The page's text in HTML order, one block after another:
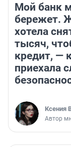
Мой банк
бережет.
хотела
тысяч,
кредит, —
приехала
Ксения
Автор